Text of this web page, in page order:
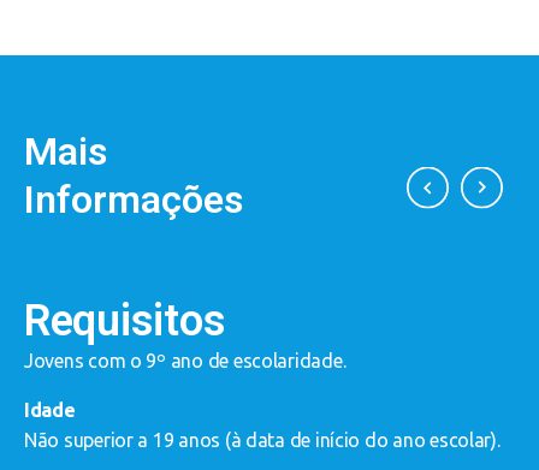
Mais
Informações
Requisitos
Jovens com o 9º ano de escolaridade.
Idade
Não superior a 19 anos (à data de início do ano escolar).